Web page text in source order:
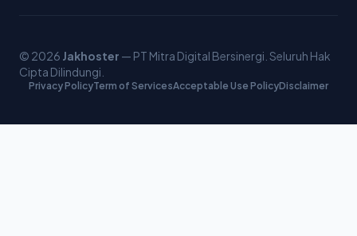
© 2026 Jakhoster — PT Mitra Digital Bersinergi. Seluruh Hak
Cipta Dilindungi.
Privacy PolicyTerm of ServicesAcceptable Use PolicyDisclaimer